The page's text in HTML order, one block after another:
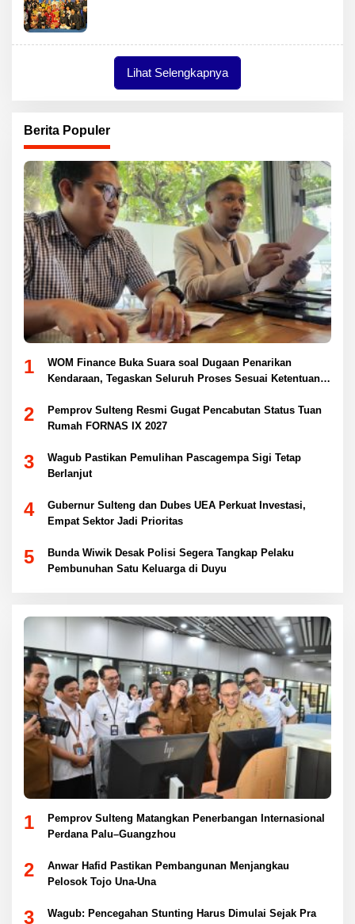
Lihat Selengkapnya
Berita Populer
1
WOM Finance Buka Suara soal Dugaan Penarikan
Kendaraan, Tegaskan Seluruh Proses Sesuai Ketentuan
2
Pemprov Sulteng Resmi Gugat Pencabutan Status Tuan
Rumah FORNAS IX 2027
3
Wagub Pastikan Pemulihan Pascagempa Sigi Tetap
Berlanjut
4
Gubernur Sulteng dan Dubes UEA Perkuat Investasi,
Empat Sektor Jadi Prioritas
5
Bunda Wiwik Desak Polisi Segera Tangkap Pelaku
Pembunuhan Satu Keluarga di Duyu
1
Pemprov Sulteng Matangkan Penerbangan Internasional
Perdana Palu–Guangzhou
2
Anwar Hafid Pastikan Pembangunan Menjangkau
Pelosok Tojo Una-Una
3
Wagub: Pencegahan Stunting Harus Dimulai Sejak Pra